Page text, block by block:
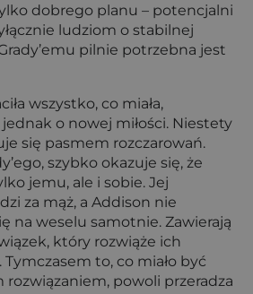
dobrego planu – potencjalni
ludziom o stabilnej
pilnie potrzebna jest
wszystko, co miała,
o nowej miłości. Niestety
się pasmem rozczarowań.
szybko okazuje się, że
jemu, ale i sobie. Jej
za mąż, a Addison nie
na weselu samotnie. Zawierają
który rozwiąże ich
to, co miało być
powoli przeradza